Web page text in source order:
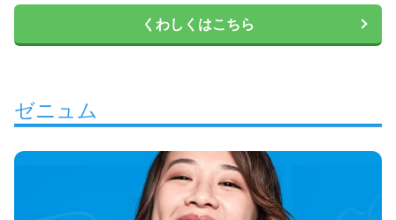
くわしくはこちら
ゼニュム